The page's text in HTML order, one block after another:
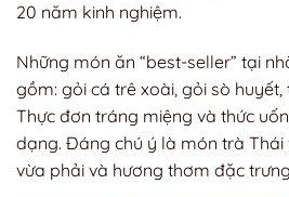
20 năm kinh nghiệm.
Những món ăn “best-seller” tại
gồm: gỏi cá trê xoài, gỏi sò
Thực đơn tráng miệng và thức
dạng. Đáng chú ý là món trà Thái
vừa phải và hương thơm đặc